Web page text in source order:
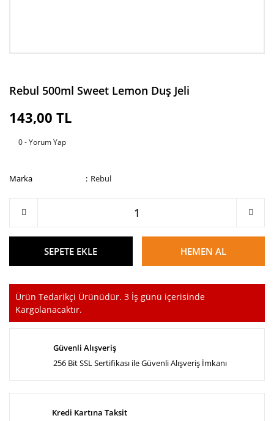
Rebul 500ml Sweet Lemon Duş Jeli
143,00 TL
0 - Yorum Yap
Marka Rebul
SEPETE EKLE HEMEN AL
Ürün Tedarikçi Ürünüdür. 3 İş günü içerisinde
Kargolanacaktır.
Güvenli Alışveriş
256 Bit SSL Sertifikası ile Güvenli Alışveriş İmkanı
Kredi Kartına Taksit